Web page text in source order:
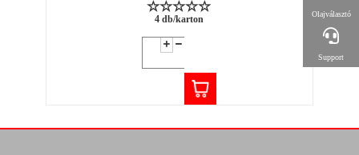
4 db/karton Olajválasztó
Support